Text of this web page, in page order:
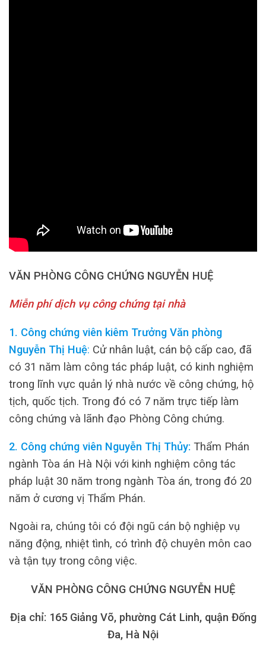
VĂN PHÒNG CÔNG CHỨNG NGUYỄN HUỆ
Miễn phí dịch vụ công chứng tại nhà
1. Công chứng viên kiêm Trưởng Văn phòng
Nguyễn Thị Huệ: Cử nhân luật, cán bộ cấp cao, đã
có 31 năm làm công tác pháp luật, có kinh nghiệm
trong lĩnh vực quản lý nhà nước về công chứng, hộ
tịch, quốc tịch. Trong đó có 7 năm trực tiếp làm
công chứng và lãnh đạo Phòng Công chứng.
2. Công chứng viên Nguyễn Thị Thủy: Thẩm Phán
ngành Tòa án Hà Nội với kinh nghiệm công tác
pháp luật 30 năm trong ngành Tòa án, trong đó 20
năm ở cương vị Thẩm Phán.
Ngoài ra, chúng tôi có đội ngũ cán bộ nghiệp vụ
năng động, nhiệt tình, có trình độ chuyên môn cao
và tận tụy trong công việc.
VĂN PHÒNG CÔNG CHỨNG NGUYỄN HUỆ
Địa chỉ: 165 Giảng Võ, phường Cát Linh, quận Đống
Đa, Hà Nội